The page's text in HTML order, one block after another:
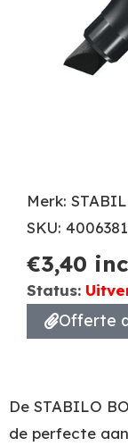
Merk:
SKU:
€3,40
Status:
Offerte
De STABILO
de perfecte